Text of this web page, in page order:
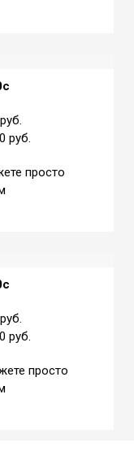
руб.
просто
руб.
просто